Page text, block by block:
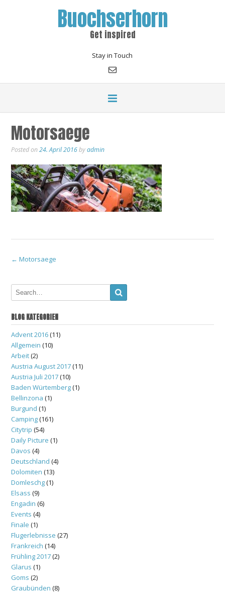
Buochserhorn
Get inspired
Stay in Touch
Motorsaege
Posted on24. April 2016byadmin
Post
navigation
← Motorsaege
BLOG KATEGORIEN
Advent 2016(11)
Allgemein (10)
Arbeit(2)
Austria August 2017(11)
Austria Juli 2017(10)
Baden Würtemberg(1)
Bellinzona (1)
Burgund (1)
Camping(161)
Citytrip (54)
Daily Picture (1)
Davos (4)
Deutschland (4)
Dolomiten (13)
Domleschg(1)
Elsass (9)
Engadin (6)
Events (4)
Finale (1)
Flugerlebnisse (27)
Frankreich (14)
Frühling 2017(2)
Glarus (1)
Goms (2)
Graubünden (8)